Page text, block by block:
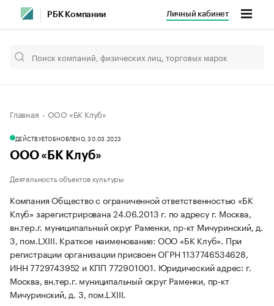
РБК Компании Личный кабинет
Главная ООО «БК Клуб»
ДЕЙСТВУЕТОБНОВЛЕНО, 30.03.2023
ООО «БК Клуб»
Деятельность объектов культуры
Компания Общество с ограниченной ответственностью «БК
Клуб» зарегистрирована 24.06.2013 г. по адресу г. Москва,
вн.тер.г. муниципальный округ Раменки, пр-кт Мичуринский, д.
3, пом.LXIII. Краткое наименование: ООО «БК Клуб». При
регистрации организации присвоен ОГРН 1137746534628,
ИНН 7729743952 и КПП 772901001. Юридический адрес: г.
Москва, вн.тер.г. муниципальный округ Раменки, пр-кт
Мичуринский, д. 3, пом.LXIII.